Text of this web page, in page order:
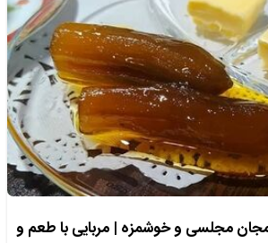
مجلسی و خوشمزه | مربایی با طعم و